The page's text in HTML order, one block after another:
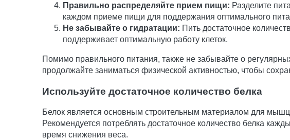
Правильно распределяйте прием пищи: Разделите
каждом приеме пищи для поддержания оптимального
Не забывайте о гидратации: Пить достаточное
поддерживает оптимальную работу клеток.
Помимо правильного питания, также не забывайте о
продолжайте заниматься физической активностью, чтобы
Используйте достаточное количество белка
Белок является основным строительным материалом для мышц,
Рекомендуется потреблять достаточное количество белка
время снижения веса.